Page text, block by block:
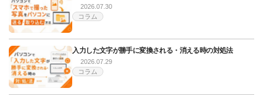
2026.07.30
コラム
入力した文字が勝手に変換される・消える時の対処法
2026.07.29
コラム